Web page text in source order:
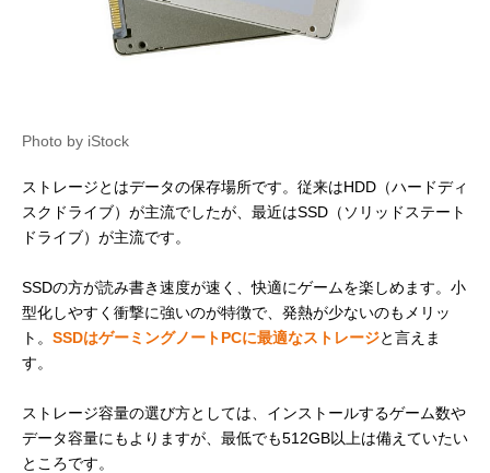
Photo by iStock
ストレージとはデータの保存場所です。従来はHDD（ハードディ
スクドライブ）が主流でしたが、最近はSSD（ソリッドステート
ドライブ）が主流です。
SSDの方が読み書き速度が速く、快適にゲームを楽しめます。小
型化しやすく衝撃に強いのが特徴で、発熱が少ないのもメリッ
ト。 SSDはゲーミングノートPCに最適なストレージと言えま
す。
ストレージ容量の選び方としては、インストールするゲーム数や
データ容量にもよりますが、最低でも512GB以上は備えていたい
ところです。